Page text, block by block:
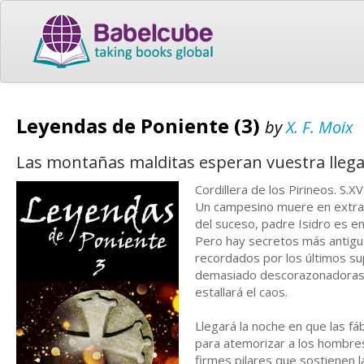
Leyendas de Poniente (3) byX. F. Moix
Las montañas malditas esperan vuestra
Cordillera de los Pirineos.
Un campesino muere en
del suceso, padre Isidro es
Pero hay secretos más
recordados por los últimos
demasiado
estallará el caos.
Llegará la noche en que las
para atemorizar a los
firmes pilares que sostienen